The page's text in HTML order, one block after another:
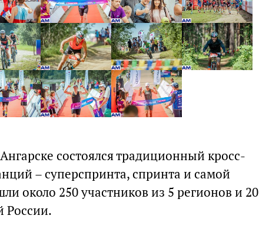
состоялся традиционный кросс-
– суперспринта, спринта и самой
около 250 участников из 5 регионов и 20
России.